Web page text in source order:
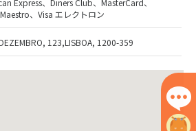
Express、Diners Club、MasterCard、
、Visa エレクトロン
123,LISBOA, 1200-359